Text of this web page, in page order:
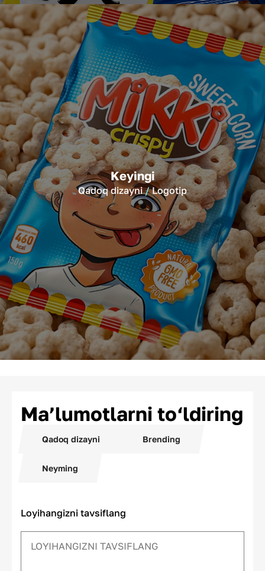
Keyingi
Qadoq dizayni Logotip
Ma’lumotlarni to‘ldiring
Qadoq dizayni Brending
Neyming
Loyihangizni tavsiflang